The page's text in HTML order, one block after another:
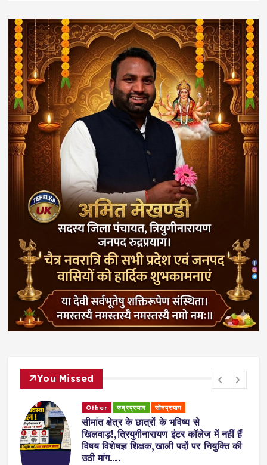
You Missed
Other रुद्रप्रयाग सोनप्रयाग
सीमांत क्षेत्र के छात्रों के भविष्य से
खिलवाड़!,त्रियुगीनारायण इंटर कॉलेज में नहीं हैं
विषय विशेषज्ञ शिक्षक,खाली पदों पर नियुक्ति की
उठी मांग….